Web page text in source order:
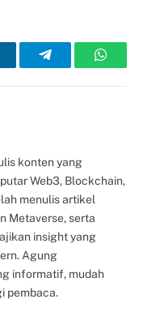
Telegram
konten yang
Web3, Blockchain,
menulis artikel
Metaverse, serta
insight yang
Agung
informatif, mudah
pembaca.